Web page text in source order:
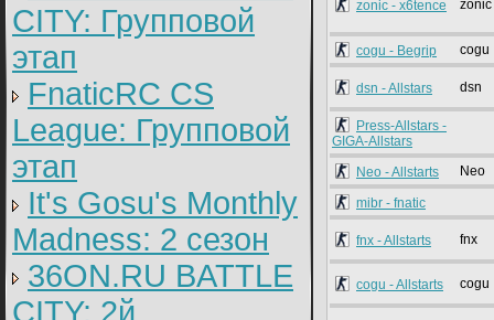
CITY: Групповой
этап
FnaticRC CS
League: Групповой
этап
It's Gosu's Monthly
Madness: 2 сезон
36ON.RU BATTLE
CITY: 2й
zonic - x6tence zonic
cogu - Begrip cogu
dsn - Allstars dsn
Press-Allstars -
GIGA-Allstars
Neo - Allstarts
Neo
mibr - fnatic
fnx - Allstarts fnx
cogu - Allstarts cogu